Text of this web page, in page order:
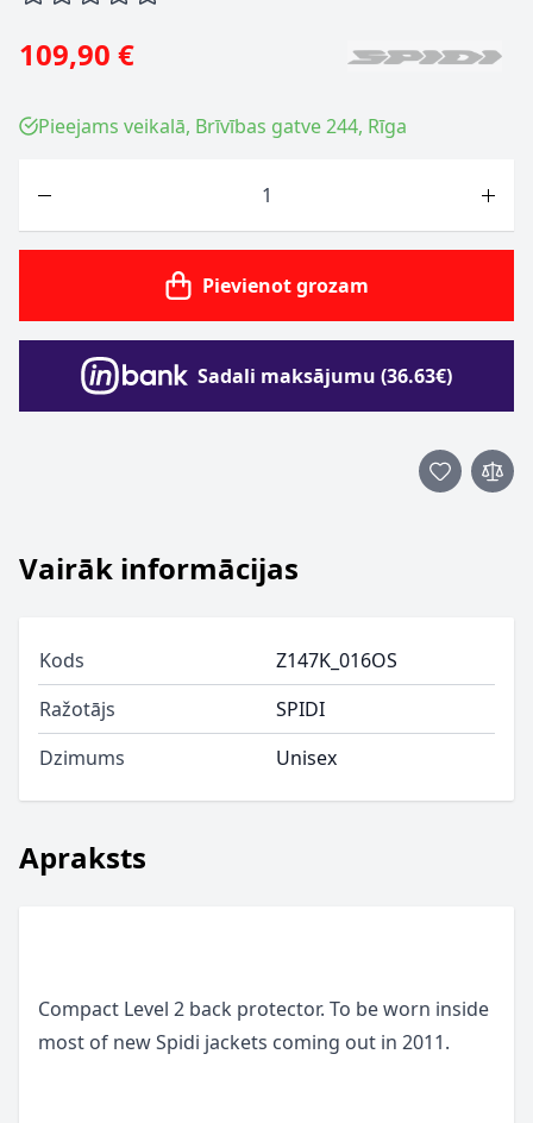
109,90 €
Pieejams veikalā, Brīvības gatve 244, Rīga
Pievienot grozam
Sadali maksājumu (36.63€)
Apraksts
Compact Level 2 back protector. To be worn inside
most of new Spidi jackets coming out in 2011.
Vairāk informācijas
Kods
Z147K_016OS
Ražotājs
SPIDI
Dzimums
Unisex